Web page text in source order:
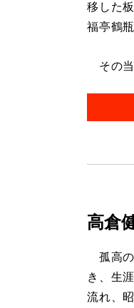
移した
福亭鶴
その当
高倉
孤高の
き、生
流れ、